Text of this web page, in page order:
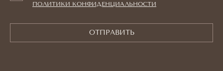
ПОЛИТИКИ КОНФИДЕНЦИАЛЬНОСТИ
ОТПРАВИТЬ